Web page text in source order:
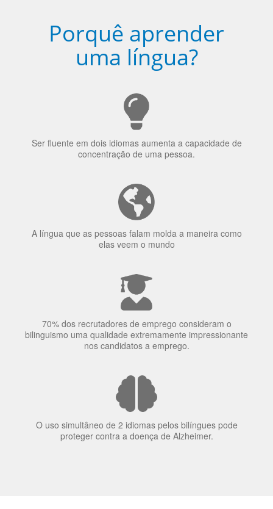
uma língua?
Ser fluente em dois idiomas aumenta a capacidade de
concentração de uma pessoa.
A língua que as pessoas falam molda a maneira como
elas veem o mundo
70% dos recrutadores de emprego consideram o
bilinguismo uma qualidade extremamente impressionante
O uso simultâneo de 2 idiomas pelos bilíngues pode
proteger contra a doença de Alzheimer.